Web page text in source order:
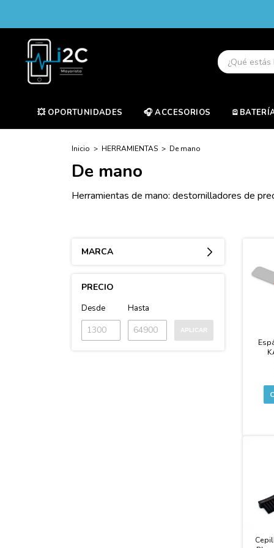
💥 OPORTUNIDADES 🎧 ACCESORIOS
Inicio > HERRAMIENTAS > De mano
De mano
Herramientas de mano: destornilladores de
MARCA
PRECIO
Desde Hasta
APLICAR